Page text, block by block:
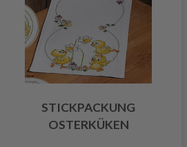
STICKPACKUNG
OSTERKÜKEN